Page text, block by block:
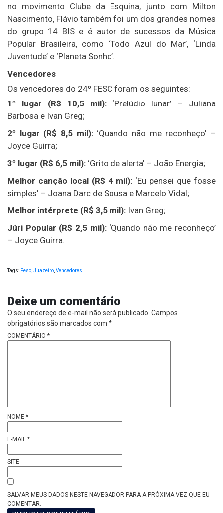
no movimento Clube da Esquina, junto com Milton
Nascimento, Flávio também foi um dos grandes nomes
do grupo 14 BIS e é autor de sucessos da Música
Popular Brasileira, como ‘Todo Azul do Mar’, ‘Linda
Juventude’ e ‘Planeta Sonho’.
Vencedores
Os vencedores do 24º FESC foram os seguintes:
1º lugar (R$ 10,5 mil): ‘Prelúdio lunar’ – Juliana
Barbosa e Ivan Greg;
2º lugar (R$ 8,5 mil): ‘Quando não me reconheço’ –
Joyce Guirra;
3º lugar (R$ 6,5 mil): ‘Grito de alerta’ – João Energia;
Melhor canção local (R$ 4 mil): ‘Eu pensei que fosse
simples’ – Joana Darc de Sousa e Marcelo Vidal;
Melhor intérprete (R$ 3,5 mil): Ivan Greg;
Júri Popular (R$ 2,5 mil):‘Quando não me reconheço’
– Joyce Guirra.
Tags: Fesc,Juazeiro,Vencedores
Deixe um comentário
O seu endereço de e-mail não será publicado. Campos
obrigatórios são marcados com *
COMENTÁRIO *
NOME *
E-MAIL *
SITE
SALVAR MEUS DADOS NESTE NAVEGADOR PARA A PRÓXIMA VEZ QUE EU
COMENTAR.